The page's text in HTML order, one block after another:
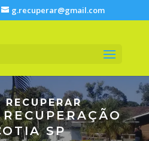
g.recuperar@gmail.com
SP